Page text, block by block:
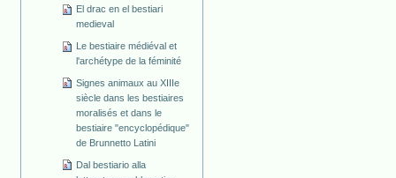
El drac en el bestiari
medieval
Le bestiaire médiéval et
l'archétype de la féminité
Signes animaux au XIIIe
siècle dans les bestiaires
moralisés et dans le
bestiaire "encyclopédique"
de Brunnetto Latini
Dal bestiario alla